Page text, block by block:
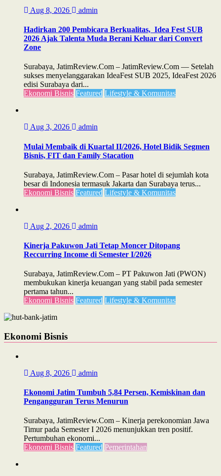
Aug 8, 2026 admin
Hadirkan 200 Pembicara Berkualitas, Idea Fest SUB
2026 Ajak Talenta Muda Berani Keluar dari Convert
Zone
Surabaya, JatimReview.Com – JatimReview.Com — Setelah
sukses menyelanggarakan IdeaFest SUB 2025, IdeaFest 2026
edisi Surabaya dari...
Ekonomi Bisnis Featured Lifestyle & Komunitas
Aug 3, 2026 admin
Mulai Membaik di Kuartal II/2026, Hotel Bidik Segmen
Bisnis, FIT dan Family Stacation
Surabaya, JatimReview.Com – Pasar hotel di sejumlah kota
besar di Indonesia termasuk Jakarta dan Surabaya terus...
Ekonomi Bisnis Featured Lifestyle & Komunitas
Aug 2, 2026 admin
Kinerja Pakuwon Jati Tetap Moncer Ditopang
Reccurring Income di Semester I/2026
Surabaya, JatimReview.Com – PT Pakuwon Jati (PWON)
membukukan kinerja keuangan yang stabil pada semester
pertama tahun...
Ekonomi Bisnis Featured Lifestyle & Komunitas
Ekonomi Bisnis
Aug 8, 2026 admin
Ekonomi Jatim Tumbuh 5,84 Persen, Kemiskinan dan
Pengangguran Terus Menurun
Surabaya, JatimReview.Com – Kinerja perekonomian Jawa
Timur pada Semester I 2026 menunjukkan tren positif.
Pertumbuhan ekonomi...
Ekonomi Bisnis Featured Pemerintahan